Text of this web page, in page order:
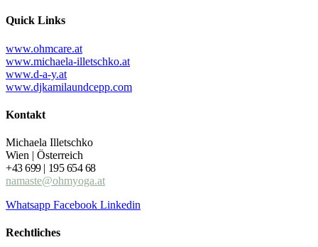
Quick Links
www.ohmcare.at
www.michaela-illetschko.at
www.d-a-y.at
www.djkamilaundcepp.com
Kontakt
Michaela Illetschko
Wien | Österreich
+43 699 | 195 654 68
namaste@ohmyoga.at
Whatsapp Facebook Linkedin
Rechtliches